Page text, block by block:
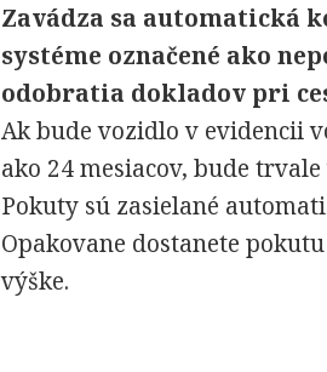
Zavádza sa automatická
systéme označené ako
odobratia dokladov pri
Ak bude vozidlo v evidencii
ako 24 mesiacov, bude
Pokuty sú zasielané
Opakovane dostanete
výške.